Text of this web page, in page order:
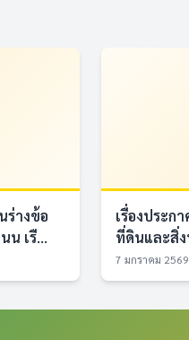
ร่างข้อ
น เรื...
เรื่องประ
ที่ดินและสิ่ง
7 มกราคม 2569